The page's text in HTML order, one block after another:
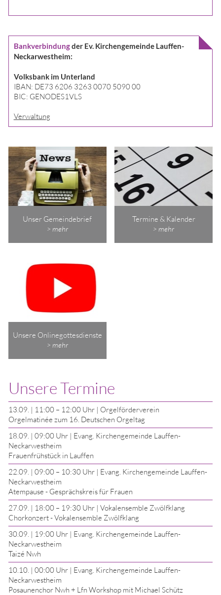
Bankverbindungder Ev. Kirchengemeinde Lauffen-
Neckarwestheim:
Volksbank im Unterland
IBAN: DE73 6206 3263 0070 5090 00
BIC: GENODES1VLS
Verwaltung
Unser Gemeindebrief
> mehr
Termine & Kalender
> mehr
Unsere Onlinegottesdienste
> mehr
Unsere Termine
13.09. | 11:00 – 12:00 Uhr| Orgelförderverein
Orgelmatinée zum 16. Deutschen Orgeltag
18.09. | 09:00 Uhr| Evang. Kirchengemeinde Lauffen-
Neckarwestheim
Frauenfrühstück in Lauffen
22.09. | 09:00 – 10:30 Uhr| Evang. Kirchengemeinde Lauffen-
Neckarwestheim
Atempause - Gesprächskreis für Frauen
27.09. | 18:00 – 19:30 Uhr| Vokalensemble Zwölfklang
Chorkonzert - Vokalensemble Zwölfklang
30.09. | 19:00 Uhr| Evang. Kirchengemeinde Lauffen-
Neckarwestheim
Taizé Nwh
10.10. | 00:00 Uhr| Evang. Kirchengemeinde Lauffen-
Neckarwestheim
Posaunenchor Nwh + Lfn Workshop mit Michael Schütz